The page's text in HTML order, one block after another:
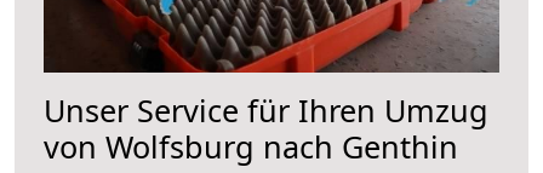
Unser Service für Ihren Umzug
von Wolfsburg nach Genthin